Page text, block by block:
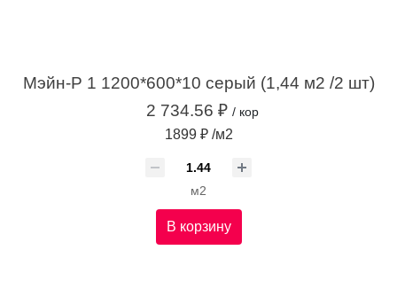
Мэйн-Р 1 1200*600*10 серый (1,44 м2 /2 шт)
2 734.56 ₽ / кор
1899 ₽ /м2
м2
В корзину